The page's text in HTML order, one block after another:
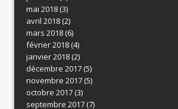
mai 2018(3)
avril 2018(2)
mars 2018(6)
février 2018(4)
janvier 2018(2)
décembre 2017(5)
novembre 2017(5)
octobre 2017(3)
septembre 2017(7)